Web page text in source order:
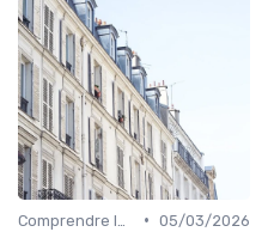
• 05/03/2026